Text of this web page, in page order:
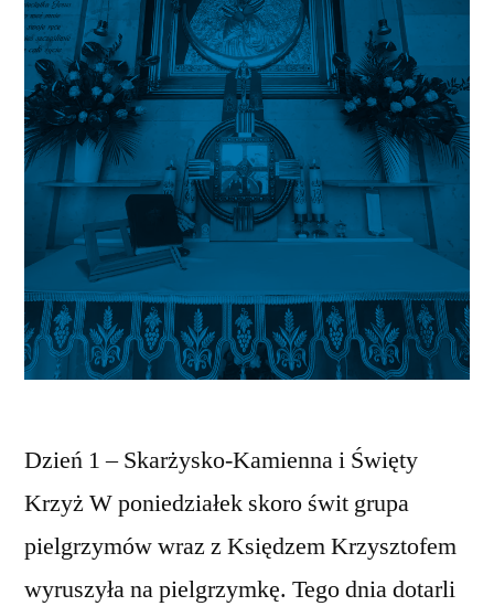
Dzień 1 – Skarżysko-Kamienna i Święty
Krzyż W poniedziałek skoro świt grupa
pielgrzymów wraz z Księdzem Krzysztofem
wyruszyła na pielgrzymkę. Tego dnia dotarli